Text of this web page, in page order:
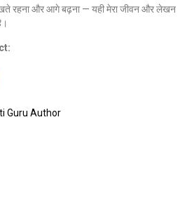
रहना और आगे बढ़ना — यही मेरा जीवन और लेखन
Guru Author